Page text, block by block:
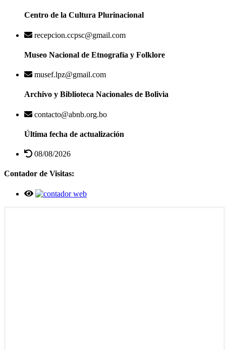
Centro de la Cultura Plurinacional
recepcion.ccpsc@gmail.com
Museo Nacional de Etnografía y Folklore
musef.lpz@gmail.com
Archivo y Biblioteca Nacionales de Bolivia
contacto@abnb.org.bo
Última fecha de actualización
08/08/2026
Contador de Visitas: